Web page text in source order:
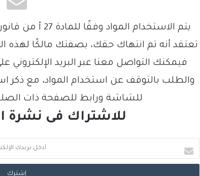
تعتقد أنه تم انتهاك حقك، بصفتك مالكًا لهذه
والطلب بالتوقف عن استخدام المواد، مع ذكر
للشاشة ورابط للصفحة ذات
للاشتراك فى نشرة
د